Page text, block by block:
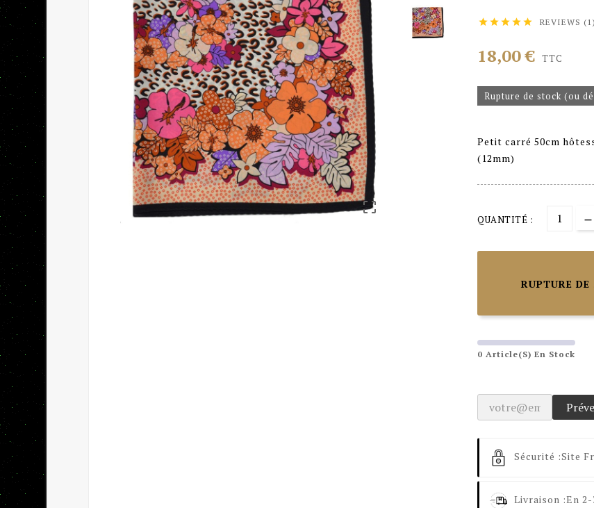

     REVIEWS (1)
18,00 € TTC
Rupture de stock (ou
Petit carré 50cm
(12mm)
QUANTITÉ :
RUPTURE
0 Article(s) En Stock
Sécurité :Site
Livraison :En